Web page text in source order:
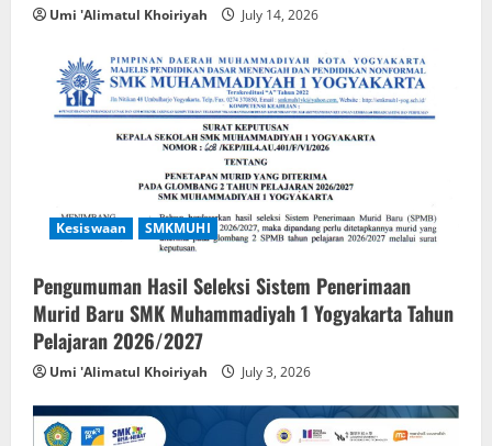
Umi 'Alimatul Khoiriyah July 14, 2026
Kesiswaan SMKMUHI
Pengumuman Hasil Seleksi Sistem Penerimaan
Murid Baru SMK Muhammadiyah 1 Yogyakarta Tahun
Pelajaran 2026/2027
Umi 'Alimatul Khoiriyah July 3, 2026